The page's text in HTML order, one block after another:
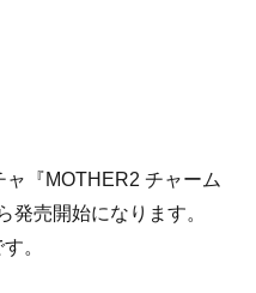
『MOTHER2 チャーム
発売開始になります。
。